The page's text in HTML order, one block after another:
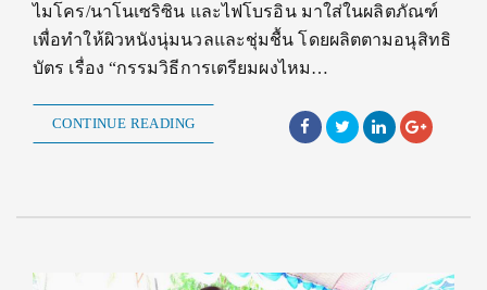
ไมโคร/นาโนเซริซิน และไฟโบรอิน มาใส่ในผลิตภัณฑ์
เพื่อทำให้ผิวหนังนุ่มนวลและชุ่มชื้น โดยผลิตตามอนุสิทธิ
บัตร เรื่อง “กรรมวิธีการเตรียมผงไหม…
CONTINUE READING